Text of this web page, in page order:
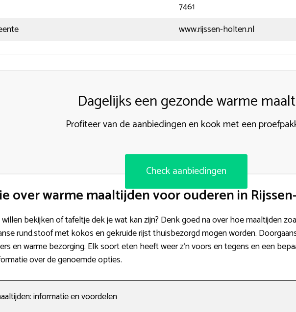
7461
www.rijssen-holten.nl
Dagelijks een gezonde warme
Profiteer van de aanbiedingen en kook met een
Check aanbiedingen
over warme maaltijden voor ouderen in
bekijken of tafeltje dek je wat kan zijn? Denk goed na over hoe maaltijden
rund.stoof met kokos en gekruide rijst thuisbezorgd mogen worden.
en warme bezorging. Elk soort eten heeft weer z’n voors en tegens en een
over de genoemde opties.
informatie en voordelen